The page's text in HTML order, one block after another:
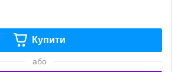
Купити
або